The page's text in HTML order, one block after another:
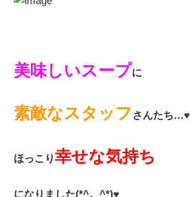
美味しいスープに
素敵なスタッフ さんたち…♥
ほっこり幸せな気持ち
になりました(*^。^*)♥